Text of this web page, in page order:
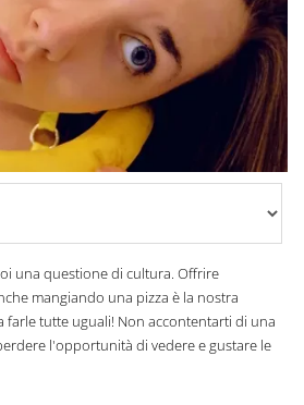
una questione di cultura. Offrire
mangiando una pizza è la nostra
farle tutte uguali! Non accontentarti di una
l'opportunità di vedere e gustare le